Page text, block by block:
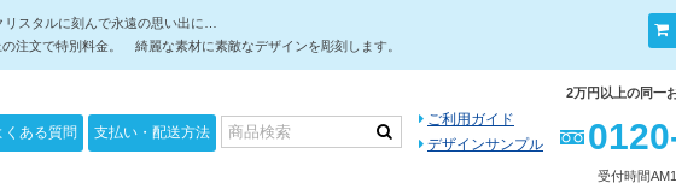
スタルに刻んで永遠の思い出に…
注文で特別料金。 綺麗な素材に素敵なデザインを彫刻します。
くある質問 支払い・配送方法
ご利用ガイド
デザインサンプル
2万円以上の同一
受付時間